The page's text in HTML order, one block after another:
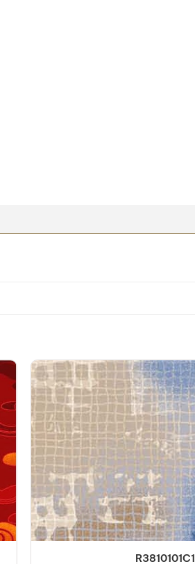
R3810101C1